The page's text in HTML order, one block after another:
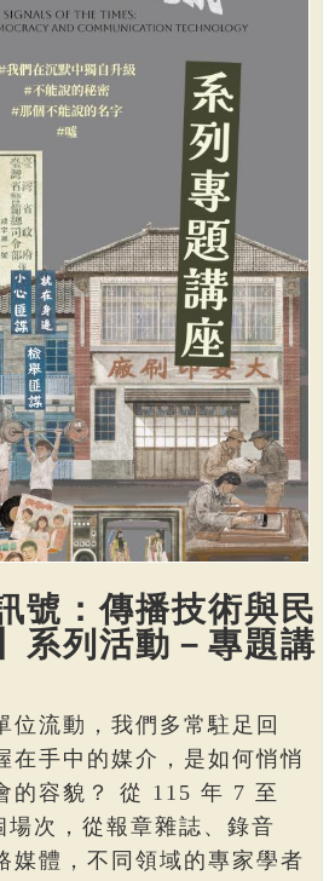
號：傳播技術與民
系列活動－專題講
位流動，我們多常駐足回
在手中的媒介，是如何悄悄
的容貌？ 從 115 年 7 至
次，從報章雜誌、錄音
媒體，不同領域的專家學者